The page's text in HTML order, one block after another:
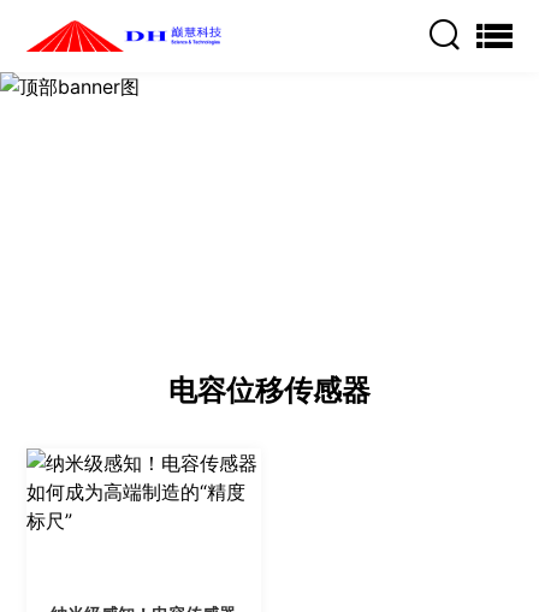
 
电容位移传感器